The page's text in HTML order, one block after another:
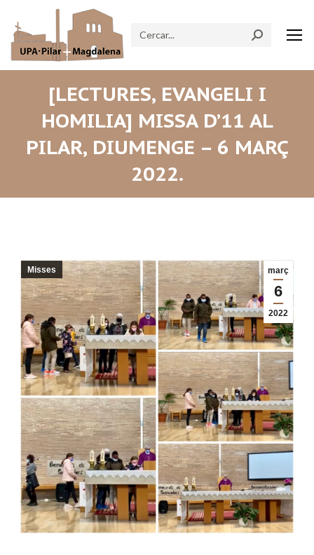
Search:
[LECTURES, EVANGELI I
HOMILIA] MISSA D’11 AL
PILAR, DIUMENGE – 6 MARÇ
2022.
març
6
2022
Misses